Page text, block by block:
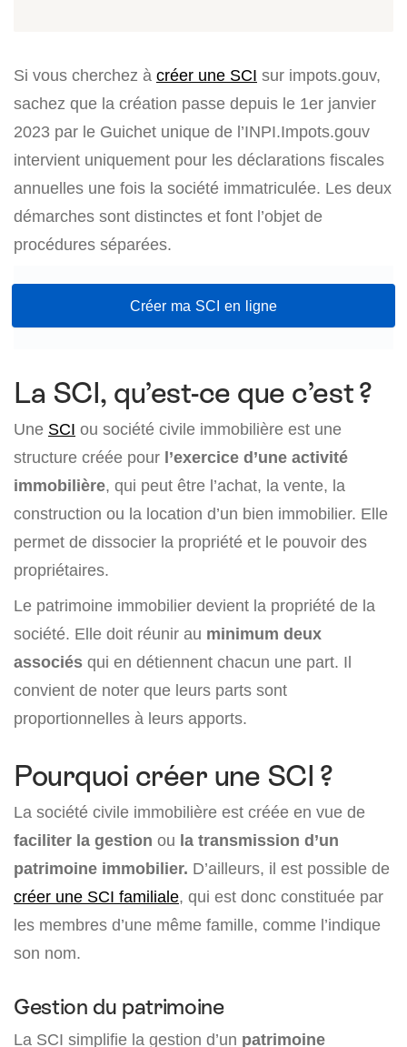
Si vous cherchez à créer une SCI sur impots.gouv,
sachez que la création passe depuis le 1er janvier
2023 par le Guichet unique de l’INPI.Impots.gouv
intervient uniquement pour les déclarations fiscales
annuelles une fois la société immatriculée. Les deux
démarches sont distinctes et font l’objet de
procédures séparées.
Créer ma SCI en ligne
La SCI, qu’est-ce que c’est ?
Une SCI ou société civile immobilière est une
structure créée pour l’exercice d’une activité
immobilière, qui peut être l’achat, la vente, la
construction ou la location d’un bien immobilier. Elle
permet de dissocier la propriété et le pouvoir des
propriétaires.
Le patrimoine immobilier devient la propriété de la
société. Elle doit réunir au minimum deux
associés qui en détiennent chacun une part. Il
convient de noter que leurs parts sont
proportionnelles à leurs apports.
Pourquoi créer une SCI ?
La société civile immobilière est créée en vue de
faciliter la gestion ou la transmission d’un
patrimoine immobilier. D’ailleurs, il est possible de
créer une SCI familiale, qui est donc constituée par
les membres d’une même famille, comme l’indique
son nom.
Gestion du patrimoine
La SCI simplifie la gestion d’un patrimoine